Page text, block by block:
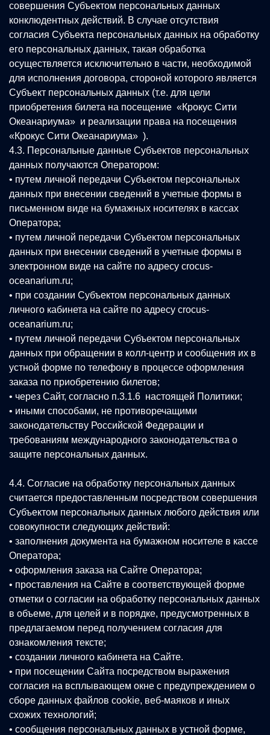
совершения Субъектом персональных данных
конклюдентных действий. В случае отсутствия
согласия Субъекта персональных данных на обработку
его персональных данных, такая обработка
осуществляется исключительно в части, необходимой
для исполнения договора, стороной которого является
Субъект персональных данных (т.е. для цели
приобретения билета на посещение «Крокус Сити
Океанариума» и реализации права на посещения
«Крокус Сити Океанариума» ).
4.3. Персональные данные Субъектов персональных
данных получаются Оператором:
• путем личной передачи Субъектом персональных
данных при внесении сведений в учетные формы в
письменном виде на бумажных носителях в кассах
Оператора;
• путем личной передачи Субъектом персональных
данных при внесении сведений в учетные формы в
электронном виде на сайте по адресу crocus-
oceanarium.ru;
• при создании Субъектом персональных данных
личного кабинета на сайте по адресу crocus-
oceanarium.ru;
• путем личной передачи Субъектом персональных
данных при обращении в колл-центр и сообщения их в
устной форме по телефону в процессе оформления
заказа по приобретению билетов;
• через Сайт, согласно п.3.1.6 настоящей Политики;
• иными способами, не противоречащими
законодательству Российской Федерации и
требованиям международного законодательства о
защите персональных данных.
4.4. Согласие на обработку персональных данных
считается предоставленным посредством совершения
Субъектом персональных данных любого действия или
совокупности следующих действий:
• заполнения документа на бумажном носителе в кассе
Оператора;
• оформления заказа на Сайте Оператора;
• проставления на Сайте в соответствующей форме
отметки о согласии на обработку персональных данных
в объеме, для целей и в порядке, предусмотренных в
предлагаемом перед получением согласия для
ознакомления тексте;
• создании личного кабинета на Сайте.
• при посещении Сайта посредством выражения
согласия на всплывающем окне с предупреждением о
сборе данных файлов cookie, веб-маяков и иных
схожих технологий;
• сообщения персональных данных в устной форме,